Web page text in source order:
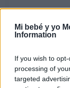
Mi bebé y yo
Information
If you wish to
processing of
targeted